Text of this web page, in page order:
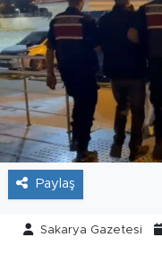
Paylaş
Sakarya Gazetesi
Resmi İlanlar
Söyleşi
Foto Şaka
Teknoloji